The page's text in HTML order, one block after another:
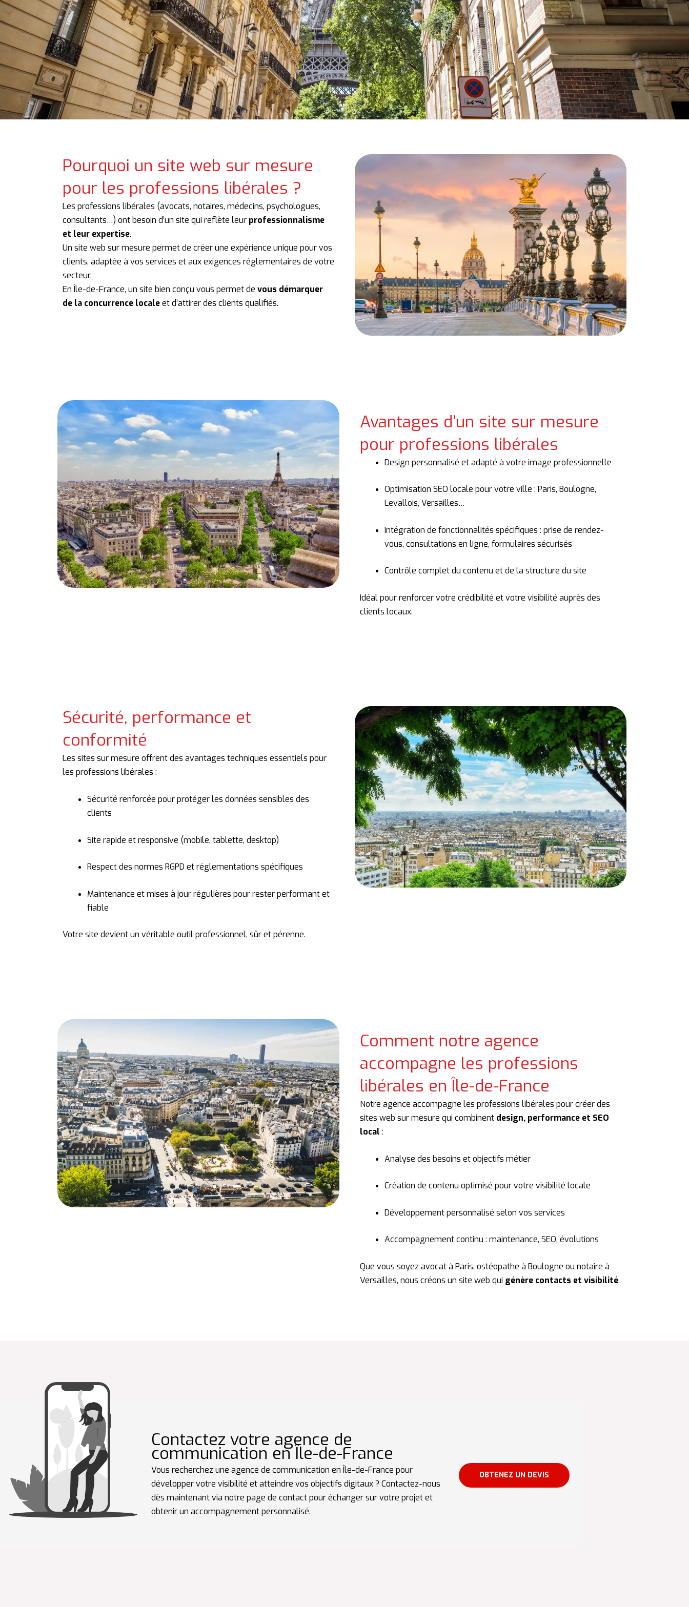
Pourquoi un site web sur mesure
pour les professions libérales ?
Les professions libérales (avocats, notaires, médecins, psychologues,
consultants…) ont besoin d’un site qui reflète leur professionnalisme
et leur expertise.
Un site web sur mesure permet de créer une expérience unique pour vos
clients, adaptée à vos services et aux exigences réglementaires de votre
secteur.
En Île-de-France, un site bien conçu vous permet de vous démarquer
de la concurrence localeet d’attirer des clients qualifiés.
Avantages d’un site sur mesure
pour professions libérales
Design personnalisé et adapté à votre image professionnelle
Optimisation SEO locale pour votre ville : Paris, Boulogne,
Levallois, Versailles…
Intégration de fonctionnalités spécifiques : prise de rendez-
vous, consultations en ligne, formulaires sécurisés
Contrôle complet du contenu et de la structure du site
Idéal pour renforcer votre crédibilité et votre visibilité auprès des
clients locaux.
Sécurité, performance et
conformité
Les sites sur mesure offrent des avantages techniques essentiels pour
les professions libérales :
Sécurité renforcée pour protéger les données sensibles des
clients
Site rapide et responsive (mobile, tablette, desktop)
Respect des normes RGPD et réglementations spécifiques
Maintenance et mises à jour régulières pour rester performant et
fiable
Votre site devient un véritable outil professionnel, sûr et pérenne.
Comment notre agence
accompagne les professions
libérales en Île-de-France
Notre agence accompagne les professions libérales pour créer des
sites web sur mesure qui combinent design, performance et SEO
local :
Analyse des besoins et objectifs métier
Création de contenu optimisé pour votre visibilité locale
Développement personnalisé selon vos services
Accompagnement continu : maintenance, SEO, évolutions
Que vous soyez avocat à Paris, ostéopathe à Boulogne ou notaire à
Versailles, nous créons un site web qui génère contacts et visibilité.
Contactez votre agence de
communication en Île-de-France
Vous recherchez une agence de communication en Île-de-France pour
développer votre visibilité et atteindre vos objectifs digitaux ? Contactez-nous
dès maintenant via notre page de contact pour échanger sur votre projet et
obtenir un accompagnement personnalisé.
OBTENEZ UN DEVIS